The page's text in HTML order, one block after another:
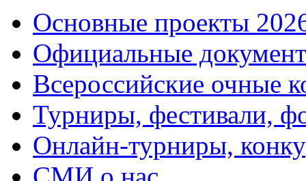
Основные проекты
Официальные
Всероссийские очные
Турниры, фестивали,
Онлайн-турниры,